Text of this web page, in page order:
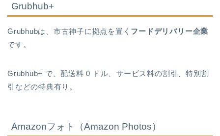
Grubhub+
Grubhubは、市古神子に拠点を置く フードデリバリー企業
です。
Grubhub+ で、配送料 0 ドル、サービス料の割引、特別割
引などの特典有り。
Amazonフォト（Amazon Photos）